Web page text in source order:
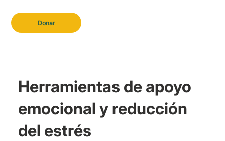
Donar
Herramientas de apoyo
emocional y reducción
del estrés